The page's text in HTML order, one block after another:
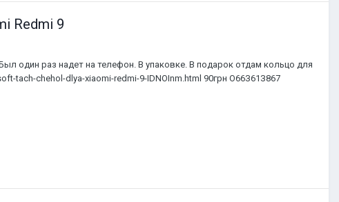
Redmi 9
один раз надет на телефон. В упаковке. В подарок отдам кольцо для
chehol-dlya-xiaomi-redmi-9-IDNOInm.html 90грн О66З61З867